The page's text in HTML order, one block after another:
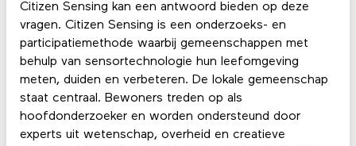
Citizen Sensing kan een antwoord bieden op deze
vragen. Citizen Sensing is een onderzoeks- en
participatiemethode waarbij gemeenschappen met
behulp van sensortechnologie hun leefomgeving
meten, duiden en verbeteren. De lokale gemeenschap
staat centraal. Bewoners treden op als
hoofdonderzoeker en worden ondersteund door
experts uit wetenschap, overheid en creatieve